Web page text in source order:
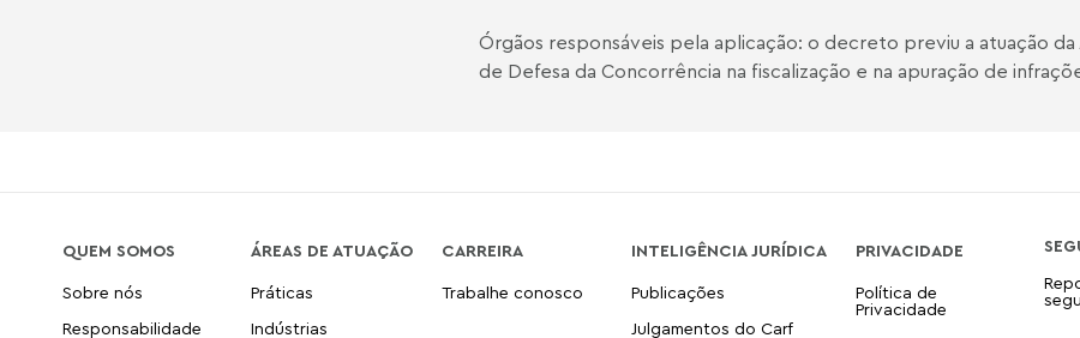
Órgãos responsáveis pela aplicação: o decreto previu a atuação
de Defesa da Concorrência na fiscalização e na apuração de
QUEM SOMOS
Sobre nós
Responsabilidade
ÁREAS DE ATUAÇÃO
Práticas
Indústrias
CARREIRA
Trabalhe conosco
INTELIGÊNCIA JURÍDICA
Publicações
Julgamentos do Carf
PRIVACIDADE
Política de
Privacidade